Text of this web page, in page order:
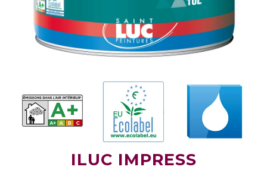
ILUC IMPRESS